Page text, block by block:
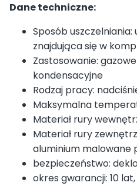
Dane techniczne:
Sposób uszczelniania:
znajdująca się w
Zastosowanie:
kondensacyjne
Rodzaj pracy:
Maksymalna
Materiał rury
Materiał rury
aluminium malowane
bezpieczeństwo:
okres gwarancji: 10